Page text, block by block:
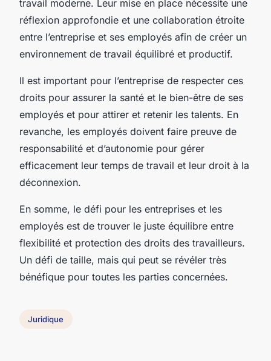
travail moderne. Leur mise en place nécessite une
réflexion approfondie et une collaboration étroite
entre l’entreprise et ses employés afin de créer un
environnement de travail équilibré et productif.
Il est important pour l’entreprise de respecter ces
droits pour assurer la santé et le bien-être de ses
employés et pour attirer et retenir les talents. En
revanche, les employés doivent faire preuve de
responsabilité et d’autonomie pour gérer
efficacement leur temps de travail et leur droit à la
déconnexion.
En somme, le défi pour les entreprises et les
employés est de trouver le juste équilibre entre
flexibilité et protection des droits des travailleurs.
Un défi de taille, mais qui peut se révéler très
bénéfique pour toutes les parties concernées.
Juridique